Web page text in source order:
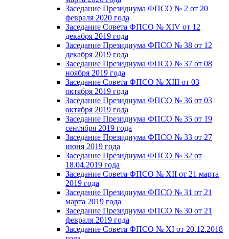
Заседание Президиума ФПСО № 2 от 20
февраля 2020 года
Заседание Совета ФПСО № XIV от 12
декабря 2019 года
Заседание Президиума ФПСО № 38 от 12
декабря 2019 года
Заседание Президиума ФПСО № 37 от 08
ноября 2019 года
Заседание Совета ФПСО № XIII от 03
октября 2019 года
Заседание Президиума ФПСО № 36 от 03
октября 2019 года
Заседание Президиума ФПСО № 35 от 19
сентября 2019 года
Заседание Президиума ФПСО № 33 от 27
июня 2019 года
Заседание Президиума ФПСО № 32 от
18.04.2019 года
Заседание Совета ФПСО № XII от 21 марта
2019 года
Заседание Президиума ФПСО № 31 от 21
марта 2019 года
Заседание Президиума ФПСО № 30 от 21
февраля 2019 года
Заседание Совета ФПСО № XI от 20.12.2018